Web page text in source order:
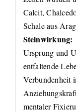
Calcit,
Schale aus
Steinwirkung:
Ursprung und
entfaltende
Verbundenheit
mentaler